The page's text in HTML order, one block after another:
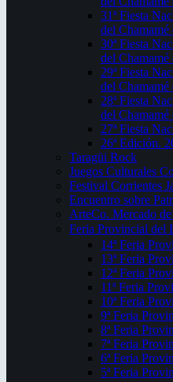
31ª Fiesta
del
30ª Fiesta
del
29ª Fiesta
del
28ª Fiesta
del
27ª Fiesta
26ª Edición.
Taragüi Rock
Juegos Culturales
Festival Corrientes
Encuentro sobre
ArteCo. Mercado
Feria Provincial del
14ª Feria
13ª Feria
12ª Feria
11ª Feria
10ª Feria
9ª Feria
8ª Feria
7ª Feria
6ª Feria
5ª Feria